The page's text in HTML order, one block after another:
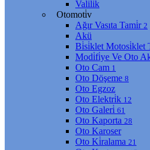
Vali̇li̇k
Otomoti̇v
Ağır Vasıta Tami̇r 2
Akü
Bi̇si̇klet Motosi̇klet
Modi̇fi̇ye Ve Oto
Oto Cam 1
Oto Döşeme 8
Oto Egzoz
Oto Elektri̇k 12
Oto Galeri̇ 61
Oto Kaporta 28
Oto Karoser
Oto Ki̇ralama 21